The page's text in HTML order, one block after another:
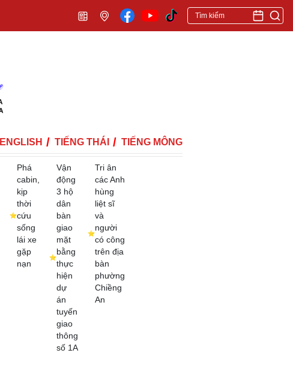
ENGLISH TIẾNG THÁI TIẾNG MÔNG
Phá
cabin,
kịp
thời
cứu
sống
lái xe
gặp
nạn
Vận
động
3 hộ
dân
bàn
giao
mặt
bằng
thực
hiện
dự
án
tuyến
giao
thông
số 1A
Tri ân
các Anh
hùng
liệt sĩ
và
người
có công
trên địa
bàn
phường
Chiềng
An